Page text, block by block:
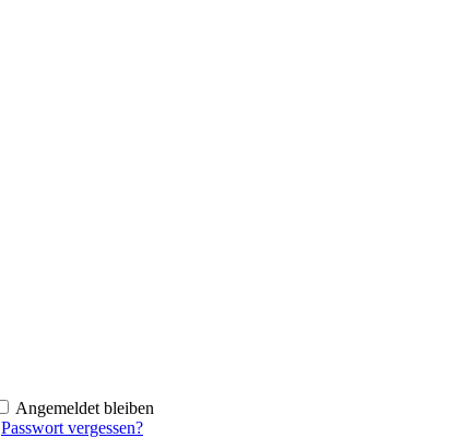
Angemeldet bleiben
Passwort vergessen?